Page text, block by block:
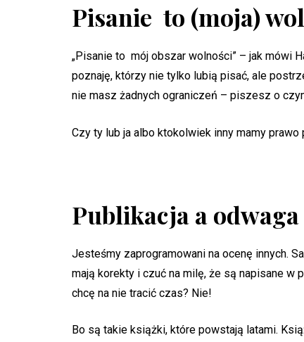
Pisanie to (moja)
„Pisanie to mój obszar wolności” – jak mówi
poznaję, którzy nie tylko lubią pisać, ale
nie masz żadnych ograniczeń – piszesz o
Czy ty lub ja albo ktokolwiek inny mamy
Publikacja a odwaga
Jesteśmy zaprogramowani na ocenę innych.
mają korekty i czuć na milę, że są napisane w
chcę na nie tracić czas? Nie!
Bo są takie książki, które powstają latami.